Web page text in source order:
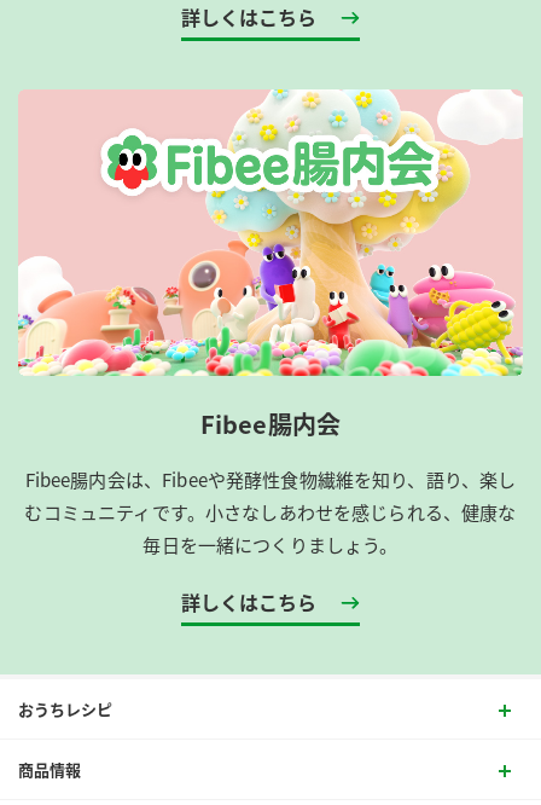
詳しくはこちら
Fibee腸内会
Fibee腸内会は、​Fibeeや発酵性食物繊維を知り、語り、楽し
むコミュニティです。​小さなしあわせを感じられる、健康な
毎日を一緒につくりましょう。
詳しくはこちら
おうちレシピ
商品情報